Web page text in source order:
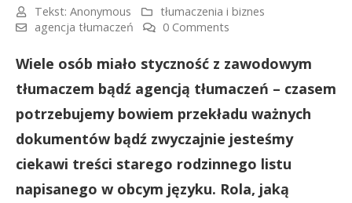
Tekst:Anonymous
tłumaczenia i biznes
agencja tłumaczeń
0 Comments
Wiele osób miało styczność z zawodowym
tłumaczem bądź agencją tłumaczeń – czasem
potrzebujemy bowiem przekładu ważnych
dokumentów bądź zwyczajnie jesteśmy
ciekawi treści starego rodzinnego listu
napisanego w obcym języku. Rola, jaką